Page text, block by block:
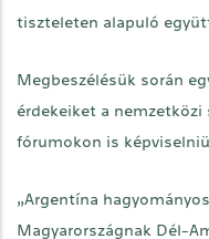
tiszteleten alapuló
Megbeszélésük során
érdekeiket a
fórumokon is
„Argentína
Magyarországnak Dél-